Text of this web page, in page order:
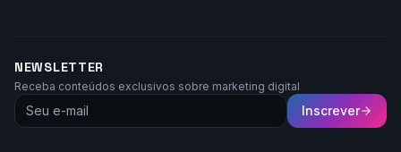
NEWSLETTER
Receba conteúdos exclusivos sobre marketing digital
Inscrever